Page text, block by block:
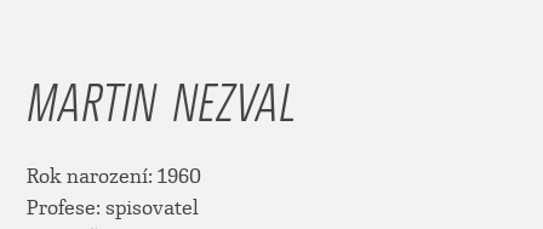
MARTIN NEZVAL
Rok narození: 1960
Profese: spisovatel